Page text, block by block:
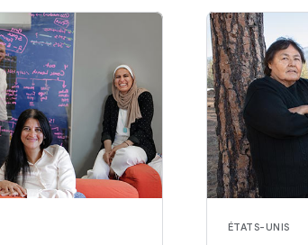
ÉTATS-UNIS